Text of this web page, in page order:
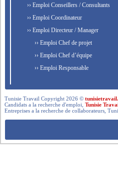
›› Emploi Conseillers / Consultants
›› Emploi Coordinateur
›› Emploi Directeur / Manager
›› Emploi Chef de projet
›› Emploi Chef d’équipe
›› Emploi Responsable
Tunisie Travail Copyright 2026 ©
Candidats a la recherche d'emploi,Tunisie
Entreprises a la recherche de collaborateurs,